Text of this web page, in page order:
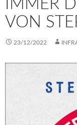
IMMER
ON
23/12/2022